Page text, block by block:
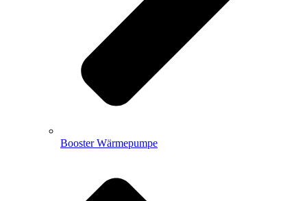
Booster Wärmepumpe